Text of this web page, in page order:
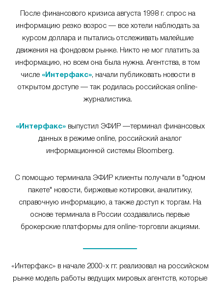
После финансового кризиса августа 1998 г. спрос на
информацию резко возрос — все хотели наблюдать за
курсом доллара и пытались отслеживать малейшие
движения на фондовом рынке. Никто не мог платить за
информацию, но всем она была нужна. Агентства, в том
числе «Интерфакс», начали публиковать новости в
открытом доступе — так родилась российская online-
журналистика.
«Интерфакс»выпустил ЭФИР —терминал финансовых
данных в режиме online, российский аналог
информационной системы Bloomberg.
С помощью терминала ЭФИР клиенты получали в "одном
пакете" новости, биржевые котировки, аналитику,
справочную информацию, а также доступ к торгам. На
основе терминала в России создавались первые
брокерские платформы для online-торговли акциями.
«Интерфакс» в начале 2000-х гг. реализовал на российском
рынке модель работы ведущих мировых агентств, которые